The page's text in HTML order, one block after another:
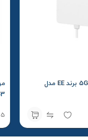
مودم فضای باز 5G برند EE مدل
5